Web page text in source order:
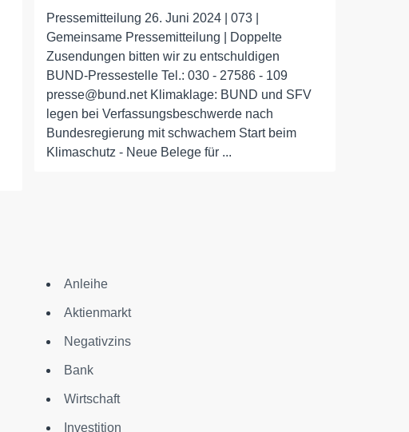
Pressemitteilung 26. Juni 2024 | 073 |
Gemeinsame Pressemitteilung | Doppelte
Zusendungen bitten wir zu entschuldigen
BUND-Pressestelle Tel.: 030 - 27586 - 109
presse@bund.net Klimaklage: BUND und SFV
legen bei Verfassungsbeschwerde nach
Bundesregierung mit schwachem Start beim
Klimaschutz - Neue Belege für ...
Anleihe
Aktienmarkt
Negativzins
Bank
Wirtschaft
Investition